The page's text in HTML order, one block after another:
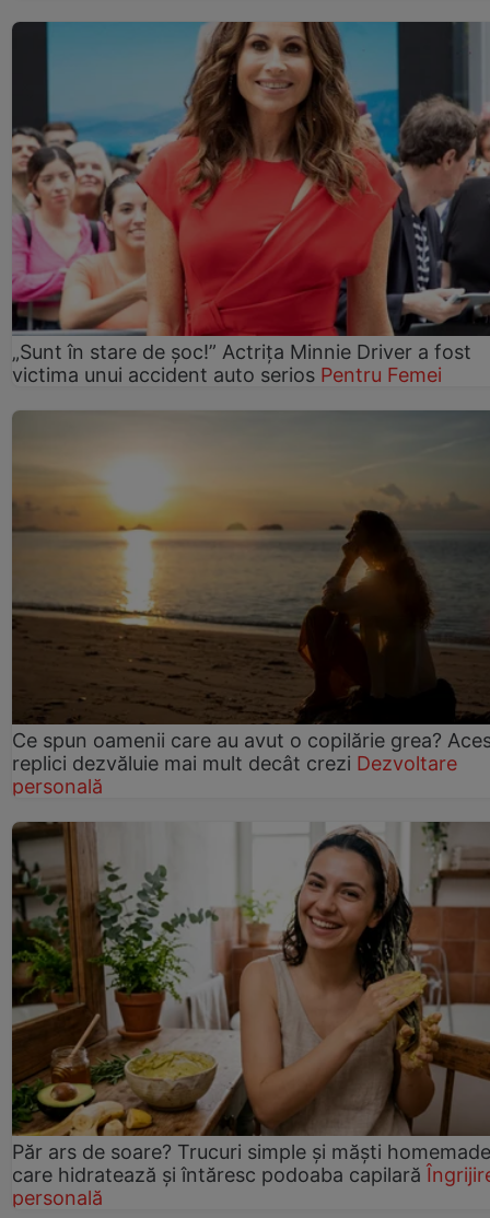
„Sunt în stare de șoc!” Actrița Minnie Driver a fost
victima unui accident auto serios Pentru Femei
Ce spun oamenii care au avut o copilărie grea?
replici dezvăluie mai mult decât crezi Dezvoltare
personală
Păr ars de soare? Trucuri simple și măști homemade
care hidratează și întăresc podoaba capilară
personală